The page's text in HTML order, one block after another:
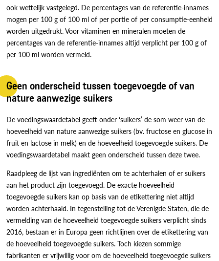
ook wettelijk vastgelegd. De percentages van de referentie-innames
mogen per 100 g of 100 ml of per portie of per consumptie-eenheid
worden uitgedrukt. Voor vitaminen en mineralen moeten de
percentages van de referentie-innames altijd verplicht per 100 g of
per 100 ml worden vermeld.
Geen onderscheid tussen toegevoegde of van
nature aanwezige suikers
De voedingswaardetabel geeft onder ‘suikers’ de som weer van de
hoeveelheid van nature aanwezige suikers (bv. fructose en glucose in
fruit en lactose in melk) en de hoeveelheid toegevoegde suikers. De
voedingswaardetabel maakt geen onderscheid tussen deze twee.
Raadpleeg de lijst van ingrediënten om te achterhalen of er suikers
aan het product zijn toegevoegd. De exacte hoeveelheid
toegevoegde suikers kan op basis van de etikettering niet altijd
worden achterhaald. In tegenstelling tot de Verenigde Staten, die de
vermelding van de hoeveelheid toegevoegde suikers verplicht sinds
2016, bestaan er in Europa geen richtlijnen over de etikettering van
de hoeveelheid toegevoegde suikers. Toch kiezen sommige
fabrikanten er vrijwillig voor om de hoeveelheid toegevoegde suikers